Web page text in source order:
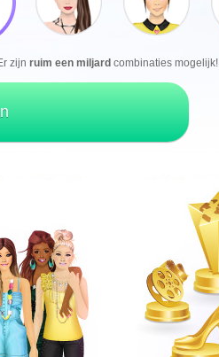
zijn ruim een miljard combinaties mogelijk!